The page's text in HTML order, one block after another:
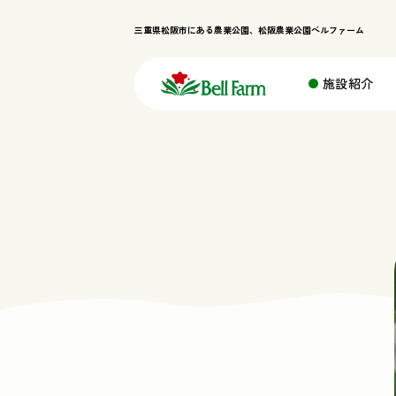
三重県松阪市にある農業公園、松阪農業公園ベルファーム
施設紹介